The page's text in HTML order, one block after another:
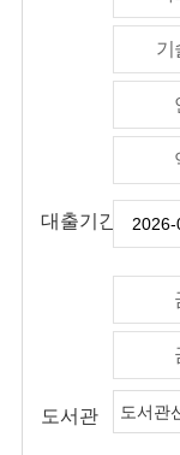
기
대출기간
도서관